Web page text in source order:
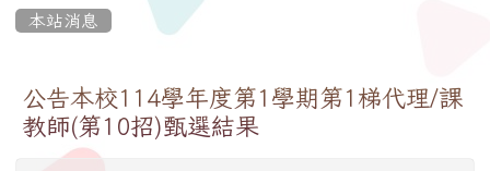
本站消息
公告本校114學年度第1學期第1梯代理/課
教師(第10招)甄選結果